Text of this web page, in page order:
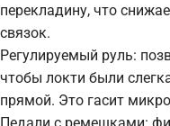
перекладину, что
связок.
Регулируемый руль:
чтобы локти были
прямой. Это гасит
Педали с ремешками: